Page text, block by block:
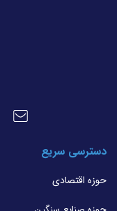
دسترسی سریع
حوزه اقتصادی